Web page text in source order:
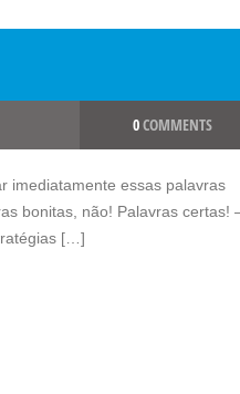
0COMMENTS
imediatamente essas palavras
bonitas, não! Palavras certas!
[…]